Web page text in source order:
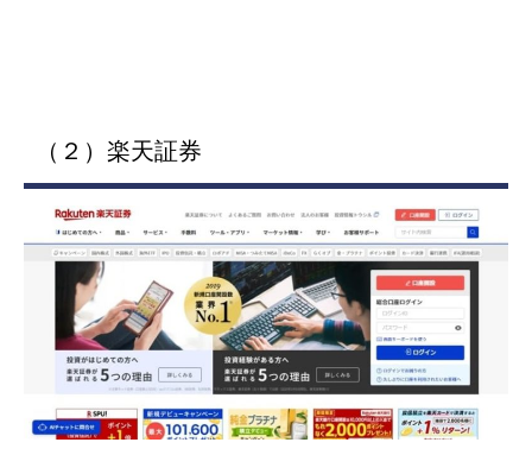
楽天証券の魅力は一言でいうと、とにかく楽天会員を優遇してい
ことです。
楽天証券は他の証券会社にある基本的なポイントをおさえている
だけでなく、楽天経済圏を利用している人ならお得に感じる特典
が充実しています。